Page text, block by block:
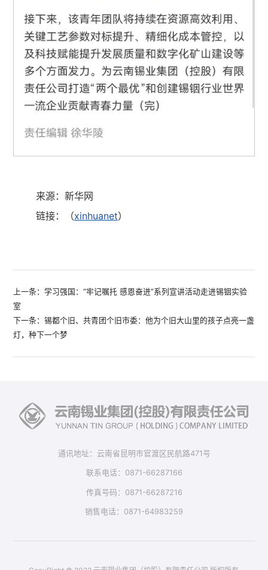
来源：新华网
链接：（xinhuanet）
上一条：学习强国：“牢记嘱托 感恩奋进”系列宣讲活动走进锡铟实验
室
下一条：锡都个旧、共青团个旧市委：他为个旧大山里的孩子点亮一盏
灯，种下一个梦
通讯地址：云南省昆明市官渡区民航路471号
联系电话：0871-66287166
传真号码：0871-66287216
销售电话：0871-64983259